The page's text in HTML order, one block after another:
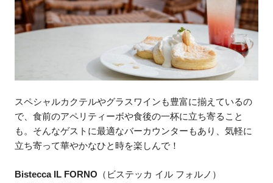
スペシャルカクテルやグラスワインも豊富に揃えているの
で、食前のアペリティーボや食後の一杯に立ち寄ること
も。そんなゲストに最適なバーカウンターもあり、気軽に
立ち寄って華やかなひと時を楽しんで！
Bistecca IL FORNO （ビステッカ イル フォルノ）